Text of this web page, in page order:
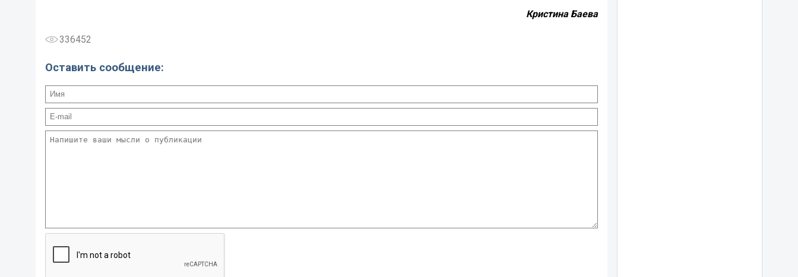
Кристина Баева
336452
Оставить сообщение: